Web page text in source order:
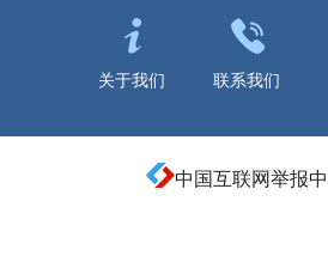
关于我们 联系我们
中国互联网举报